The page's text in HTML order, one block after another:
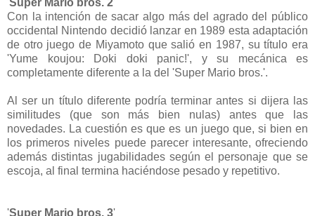
Con la intención de sacar algo más del agrado del público
occidental Nintendo decidió lanzar en 1989 esta adaptación
de otro juego de Miyamoto que salió en 1987, su título era
'Yume koujou: Doki doki panic!', y su mecánica es
completamente diferente a la del 'Super Mario bros.'.
Al ser un título diferente podría terminar antes si dijera las
similitudes (que son más bien nulas) antes que las
novedades. La cuestión es que es un juego que, si bien en
los primeros niveles puede parecer interesante, ofreciendo
además distintas jugabilidades según el personaje que se
escoja, al final termina haciéndose pesado y repetitivo.
'Super Mario bros. 3'